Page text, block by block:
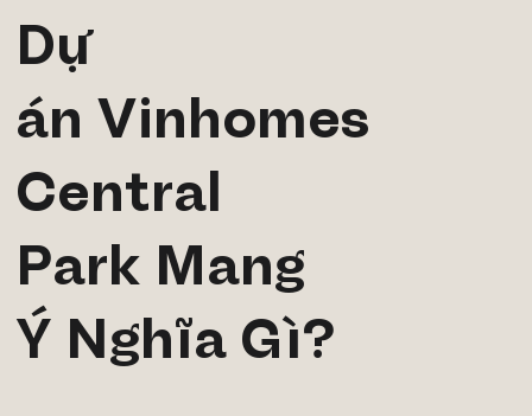
Dự
án Vinhomes
Central
Park Mang
Ý Nghĩa Gì?